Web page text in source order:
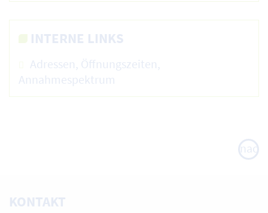
INTERNE LINKS
Adressen, Öffnungszeiten,
Annahmespektrum
nach
oben
KONTAKT